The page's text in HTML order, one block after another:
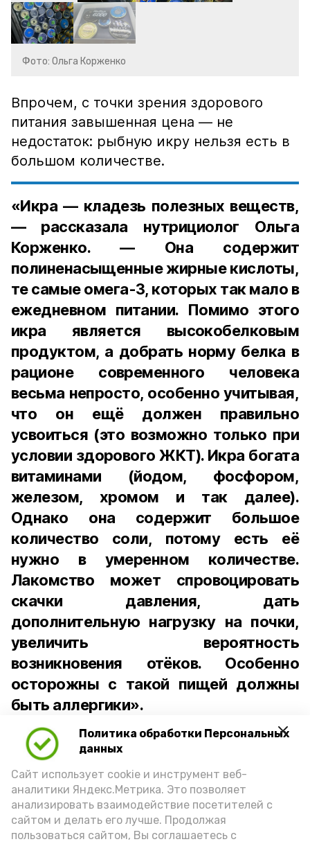
Политика обработки Персональных
данных
Сайт использует cookie и инструмент веб-
аналитики Яндекс.Метрика. Это позволяет
анализировать взаимодействие посетителей с
сайтом и делать его лучше. Продолжая
пользоваться сайтом, Вы соглашаетесь с
Фото: Ольга Корженко
Впрочем, с точки зрения здорового
питания завышенная цена — не
недостаток: рыбную икру нельзя есть в
большом количестве.
«Икра — кладезь полезных веществ,
— рассказала нутрициолог Ольга
Корженко. — Она содержит
полиненасыщенные жирные кислоты,
те самые омега-3, которых так мало в
ежедневном питании. Помимо этого
икра является высокобелковым
продуктом, а добрать норму белка в
рационе современного человека
весьма непросто, особенно учитывая,
что он ещё должен правильно
усвоиться (это возможно только при
условии здорового ЖКТ). Икра богата
витаминами (йодом, фосфором,
железом, хромом и так далее).
Однако она содержит большое
количество соли, потому есть её
нужно в умеренном количестве.
Лакомство может спровоцировать
скачки давления, дать
дополнительную нагрузку на почки,
увеличить вероятность
возникновения отёков. Особенно
осторожны с такой пищей должны
быть аллергики».
Для взрослого человека безопасной
порцией икры считается 30-50 граммов
(2-3 ложки). При этом следует обратить
внимание на хлеб, с которым она
подаётся: лучше выбирать
цельнозерновой, с мукой грубого